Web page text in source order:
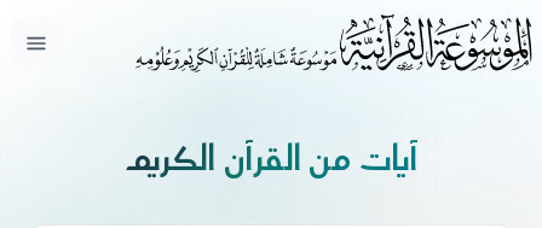
فتح
آيات من القرآن الكريم